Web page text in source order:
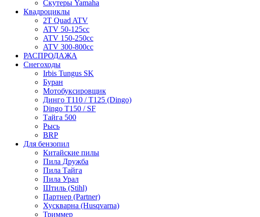
Скутеры Yamaha
Квадроциклы
2T Quad ATV
ATV 50-125cc
ATV 150-250cc
ATV 300-800cc
РАСПРОДАЖА
Снегоходы
Irbis Tungus SK
Буран
Мотобуксировщик
Динго T110 / T125 (Dingo)
Dingo T150 / SF
Тайга 500
Рысь
BRP
Для бензопил
Китайские пилы
Пила Дружба
Пила Тайга
Пила Урал
Штиль (Stihl)
Партнер (Partner)
Хускварна (Husqvarna)
Триммер